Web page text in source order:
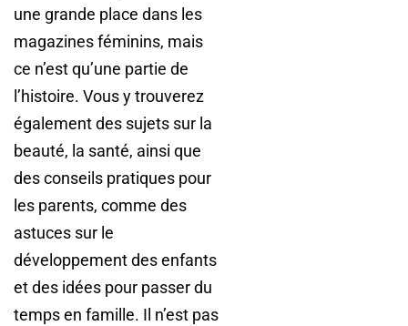
une grande place dans les
magazines féminins, mais
ce n’est qu’une partie de
l’histoire. Vous y trouverez
également des sujets sur la
beauté, la santé, ainsi que
des conseils pratiques pour
les parents, comme des
astuces sur le
développement des enfants
et des idées pour passer du
temps en famille. Il n’est pas